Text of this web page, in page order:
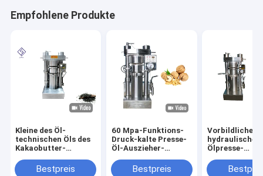
Empfohlene Produkte
Kleine des Öl-
technischen Öls des
Kakaobutter-
Presse-Maschine
Bestpreis
60 Mpa-Funktions-
Druck-kalte Presse-
Öl-Auszieher-
Vertreiber-Maschine
Bestpreis
Vorbildliche
hydraulische
Ölpresse-
Leinsamen-